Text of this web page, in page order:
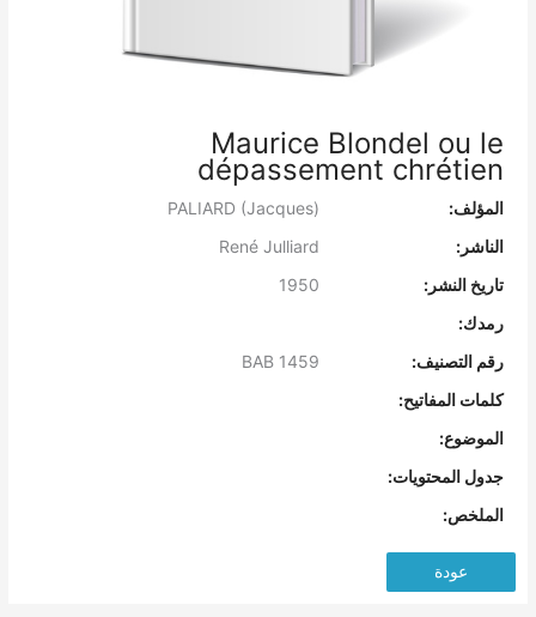
Maurice Blondel ou le
dépassement chrétien
المؤلف:
الناشر:
تاريخ النشر:
رمدك:
رقم التصنيف:
كلمات المفاتيح:
الموضوع:
جدول المحتويات:
الملخص:
عودة